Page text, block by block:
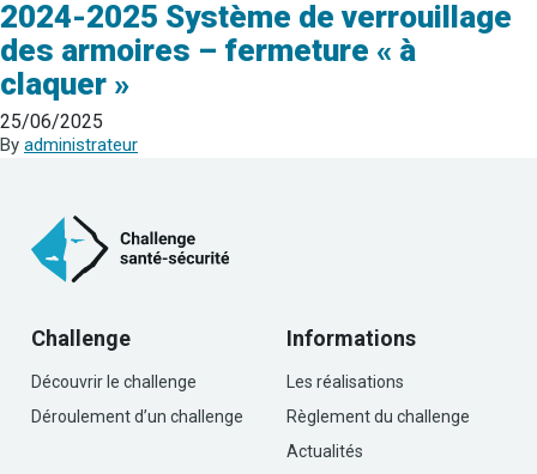
2024-2025 Système de verrouillage
des armoires – fermeture « à
claquer »
25/06/2025
By administrateur
Challenge
Découvrir le challenge
Déroulement d’un challenge
Informations
Les réalisations
Règlement du challenge
Actualités